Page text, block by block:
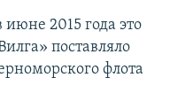
июне 2015 года это
поставляло
флота